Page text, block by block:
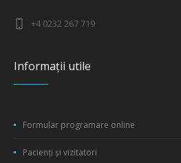
+4 0232 267 719
Informații utile
Formular programare online
Pacienți și vizitatori